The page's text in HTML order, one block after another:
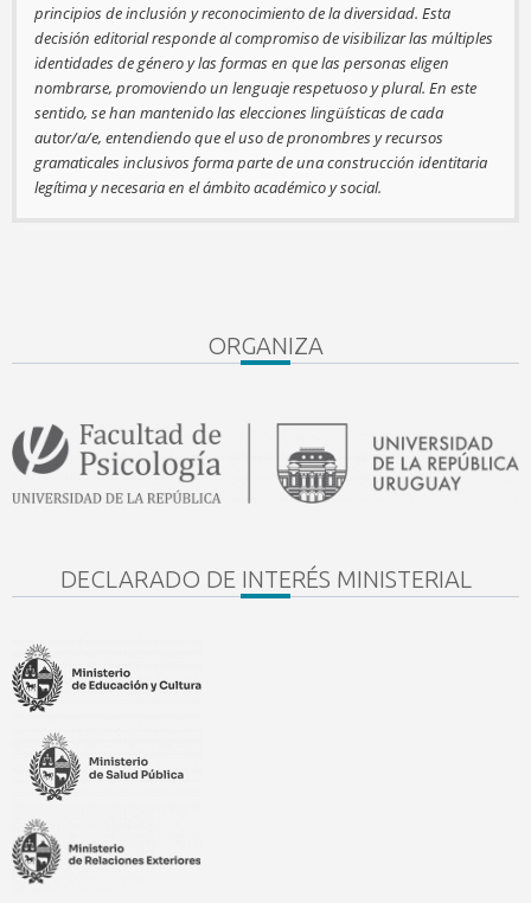
principios de inclusión y reconocimiento de la diversidad. Esta
decisión editorial responde al compromiso de visibilizar las múltiples
identidades de género y las formas en que las personas eligen
nombrarse, promoviendo un lenguaje respetuoso y plural. En este
sentido, se han mantenido las elecciones lingüísticas de cada
autor/a/e, entendiendo que el uso de pronombres y recursos
gramaticales inclusivos forma parte de una construcción identitaria
legítima y necesaria en el ámbito académico y social.
ORGANIZA
DECLARADO DE INTERÉS MINISTERIAL